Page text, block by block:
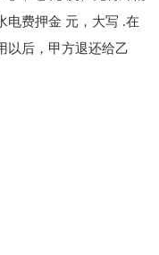
电费押金 元，大写 .在
以后，甲方退还给乙